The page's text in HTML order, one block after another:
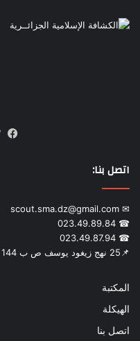
اتصل بنا:
✉ scout.sma.dz@gmail.com
☎ 023.49.89.84
☎ 023.49.87.94
📌‎25 نهج زيغود يوسف ص ب 144 الجزائر محطة‎ 16004 الجزائر
المكتبة
الهيكلة
اتصل بنا